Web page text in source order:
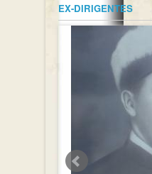
EX-DIRIGENTES